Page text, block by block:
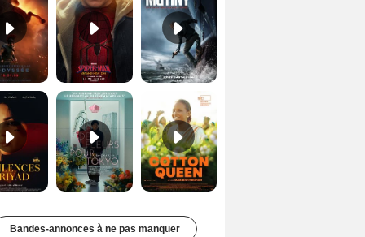
Les Silences de Riyad Bande-annonce VO STFR Cotton Queen Bande-annonce VO STFR
Bandes-annonces à ne pas manquer